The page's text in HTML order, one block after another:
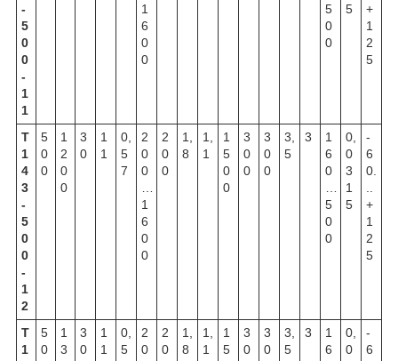
-
5
0
0
-
1
1
1
6
0
0
5
0
0
5
+
1
2
5
Т
1
4
3
-
5
0
0
-
1
2
5
0
0
1
2
0
0
3
0
1
1
0,
5
7
2
0
0
1
6
0
0
2
0
0
1,
8
1,
1
1
5
0
0
3
0
0
3
0
0
3,
5
3
1
6
0
5
0
0
0,
0
3
1
5
-
6
0.
+
1
2
5
Т
1
5
0
1
3
3
0
1
1
0,
5
2
0
2
0
1,
8
1,
1
1
5
3
0
3
0
3,
5
3
1
6
0,
0
-
6